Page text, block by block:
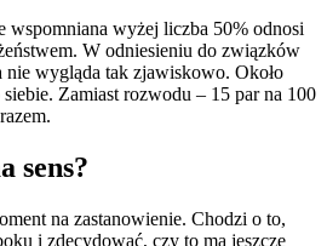
wspomniana wyżej liczba 50% odnosi
W odniesieniu do związków
wygląda tak zjawiskowo. Około
Zamiast rozwodu – 15 par na 100
sens?
na zastanowienie. Chodzi o to,
i zdecydować, czy to ma jeszcze